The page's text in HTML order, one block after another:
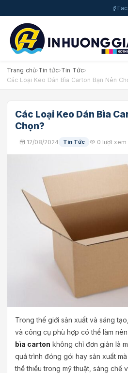
Trang chủ›Tin tức›Tin Tức›
Các Loại Keo Dán Bìa Carton Bạn Nên
Các Loại Keo Dán Bìa
Chọn?
12/08/2024 Tin Tức 0 lượt xem
Trong thế giới sản xuất và sáng
và công cụ phù hợp có thể làm
bìa carton không chỉ đơn giản là
quá trình đóng gói hay sản xuất
thể thiếu trong mỹ thuật, sáng chế